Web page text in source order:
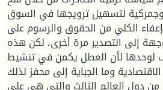
وجمركية لتسهيل ترويجها في السوق
الكلي من الحقوق والرسوم على
إلى التصدير مرة أخرى، لكن هذه
لوحدها لأن العطل يكمن في تنشيط
وما الجباية إلى محفز لذلك.
من دول العالم الثالث والتي هي على